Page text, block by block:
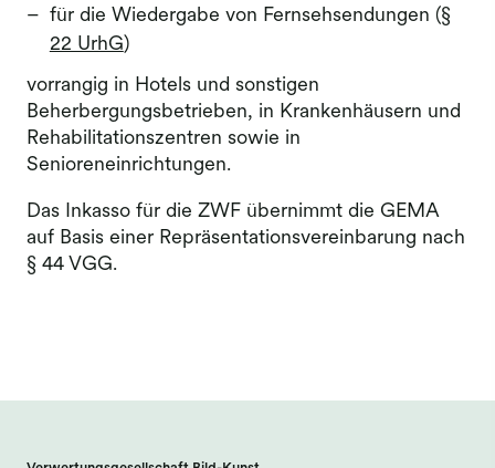
für die Wiedergabe von Fernsehsendungen (§
22 UrhG)
vorrangig in Hotels und sonstigen
Beherbergungsbetrieben, in Krankenhäusern und
Rehabilitationszentren sowie in
Senioreneinrichtungen.
Das Inkasso für die ZWF übernimmt die GEMA
auf Basis einer Repräsentationsvereinbarung nach
§ 44 VGG.